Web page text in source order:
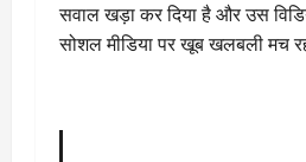
सवाल खड़ा कर दिया है और उस
सोशल मीडिया पर खूब खलबली मच